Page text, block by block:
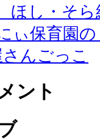
し・そら
ぃ保育園
んごっこ
ント